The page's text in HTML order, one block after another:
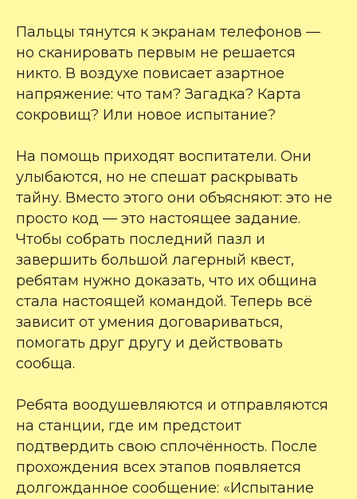
Пальцы тянутся к экранам телефонов —
но сканировать первым не решается
никто. В воздухе повисает азартное
напряжение: что там? Загадка? Карта
сокровищ? Или новое испытание?
На помощь приходят воспитатели. Они
улыбаются, но не спешат раскрывать
тайну. Вместо этого они объясняют: это не
просто код — это настоящее задание.
Чтобы собрать последний пазл и
завершить большой лагерный квест,
ребятам нужно доказать, что их община
стала настоящей командой. Теперь всё
зависит от умения договариваться,
помогать друг другу и действовать
сообща.
Ребята воодушевляются и отправляются
на станции, где им предстоит
подтвердить свою сплочённость. После
прохождения всех этапов появляется
долгожданное сообщение: «Испытание